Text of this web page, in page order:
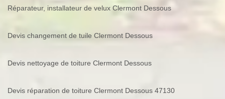
Réparateur, installateur de velux Clermont Dessous
Devis changement de tuile Clermont Dessous
Devis nettoyage de toiture Clermont Dessous
Devis réparation de toiture Clermont Dessous 47130